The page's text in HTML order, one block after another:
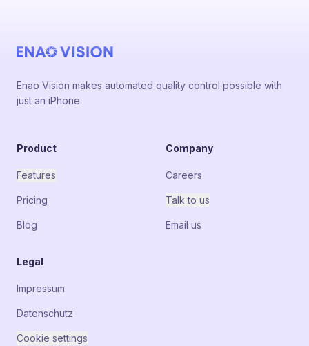
Enao Vision makes automated quality control possible with
just an iPhone.
Product
Features
Pricing
Blog
Company
Careers
Talk to us
Email us
Legal
Impressum
Datenschutz
Cookie settings